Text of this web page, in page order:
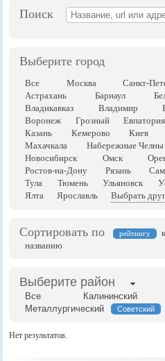
Поиск
Выберите город
Все Москва Санкт-
Астрахань
Барнаул
Владикавказ
Владимир
Воронеж
Грозный Евпатория
Казань
Кемерово Киев
Махачкала
Набережные Челны
Новосибирск
Омск
Ростов-на-Дону
Рязань
Тула
Тюмень Ульяновск
Ялта Ярославль Выбрать
Сортировать по рейтингу
названию
Выберите район
Все Калининский
Металлургический
Советский
Нет результатов.